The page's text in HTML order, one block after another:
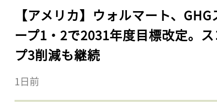
【アメリカ】ウォルマート、GHG
ープ1・2で2031年度目標改定。
プ3削減も継続
1日前